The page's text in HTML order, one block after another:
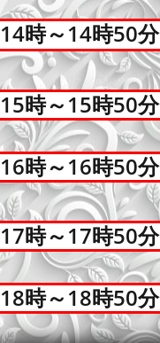
16時～16時50分
14時～14時50分
15時～15時50分
17時～17時50分
18時～18時50分